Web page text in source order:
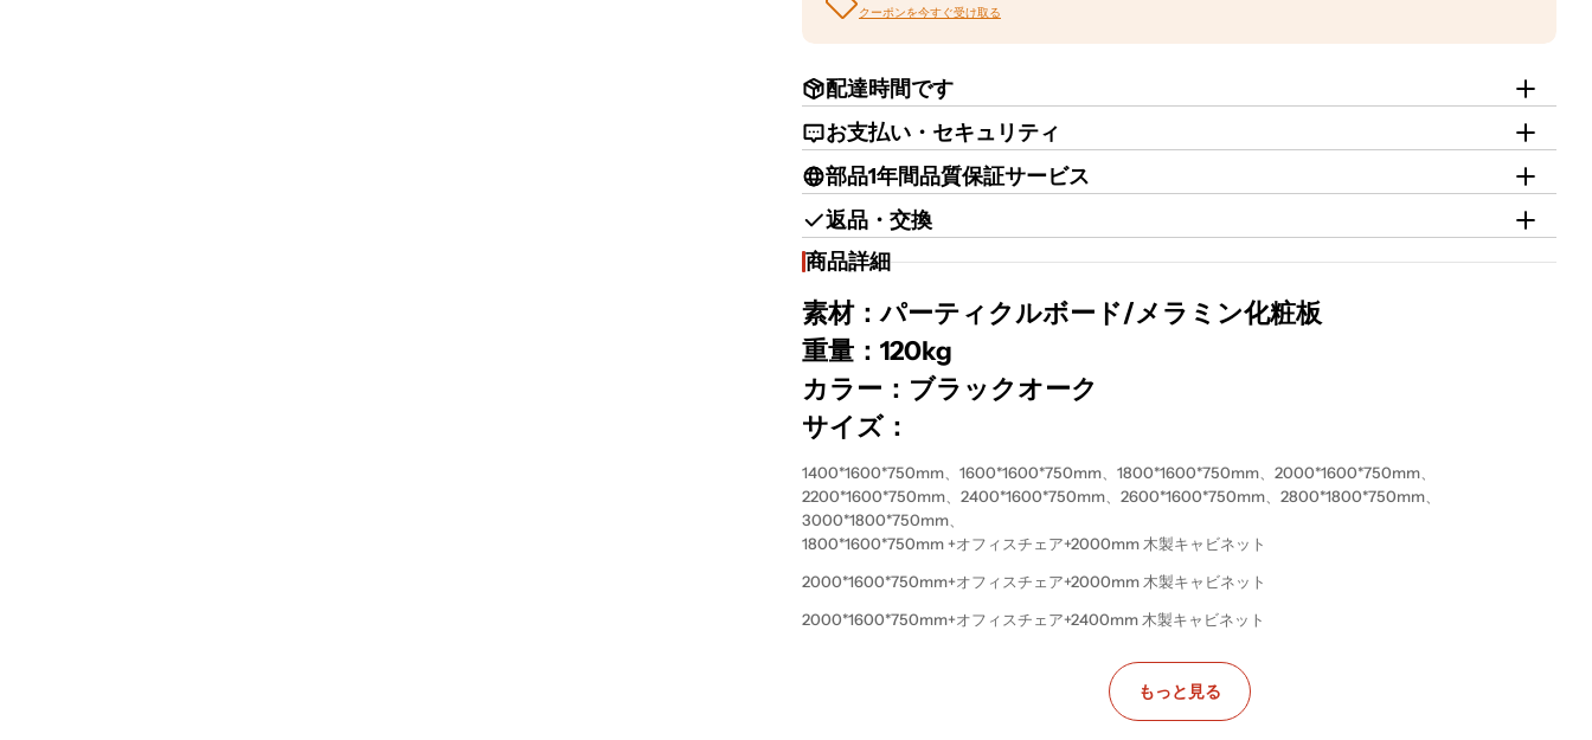
クーポンを今すぐ受け取る
配達時間です
お支払い・セキュリティ
部品1年間品質保証サービス
返品・交換
商品詳細
素材：パーティクルボード/メラミン化粧板
重量：120kg
カラー：ブラックオーク
サイズ：
1400*1600*750mm 1600*1600*750mm 1800*1600*750mm 、2000*1600*750mm、
2200*1600*750mm、2400*1600*750mm、2600*1600*750mm、2800*1800*750mm、
3000*1800*750mm
1800*1600*750mm +オフィスチェア+2000mm 木製キャビネット
2000*1600*750mm+オフィスチェア+2000mm 木製キャビネット
2000*1600*750mm+オフィスチェア+2400mm 木製キャビネット
+オフィスチェア+2400mm 木製キャビネット
もっと見る